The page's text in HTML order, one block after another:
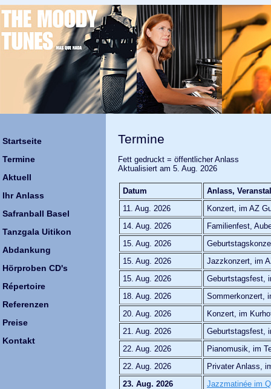
Startseite
Termine
Aktuell
Ihr Anlass
Safranball Basel
Tanzgala Uitikon
Abdankung
Hörproben CD's
Répertoire
Referenzen
Preise
Kontakt
Termine
Fett gedruckt = öffentlicher Anlass
Aktualisiert am 5. Aug. 2026
Datum
Anlass,
11. Aug. 2026
Konzert, im AZ
14. Aug. 2026
Familienfest,
15. Aug. 2026
15. Aug. 2026
Jazzkonzert, im
15. Aug. 2026
Geburtstagsfest,
18. Aug. 2026
Sommerkonzert,
20. Aug. 2026
Konzert, im
21. Aug. 2026
Geburtstagsfest,
22. Aug. 2026
Pianomusik, im
22. Aug. 2026
Privater Anlass,
23. Aug. 2026
Jazzmatinée im